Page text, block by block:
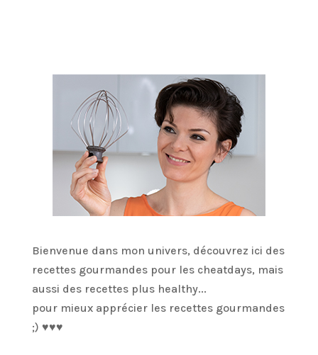
Bienvenue dans mon univers, découvrez ici des
recettes gourmandes pour les cheatdays, mais
aussi des recettes plus healthy...
pour mieux apprécier les recettes gourmandes
;) ♥♥♥